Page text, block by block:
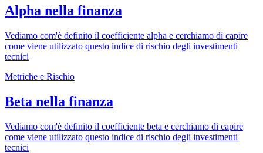
Alpha nella finanza
Vediamo com'è definito il coefficiente alpha e cerchiamo di capire
come viene utilizzato questo indice di rischio degli investimenti
tecnici
Metriche e Rischio
Beta nella finanza
Vediamo com'è definito il coefficiente beta e cerchiamo di capire
come viene utilizzato questo indice di rischio degli investimenti
tecnici